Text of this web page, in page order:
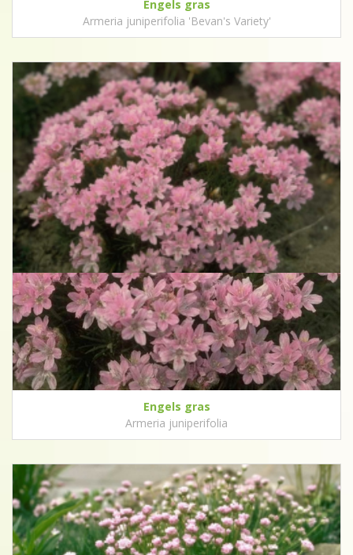
Engels gras
Armeria juniperifolia 'Bevan's Variety'
Engels gras
Armeria juniperifolia